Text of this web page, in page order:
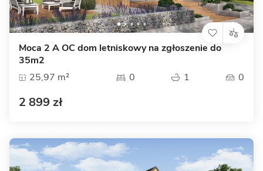
Moca 2 A OC dom letniskowy na zgłoszenie do
35m2
25,97 m²
0 1 0
2 899 zł